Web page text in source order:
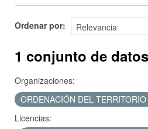
Acerca de
Ordenar por
1 conjunto de
Organizaciones:
ORDENACIÓN DEL
Licencias: